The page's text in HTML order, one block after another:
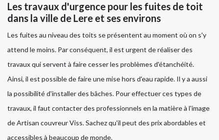
Les travaux d'urgence pour les fuites de toit
dans la ville de Lere et ses environs
Les fuites au niveau des toits se présentent au moment où on s'y
attend le moins. Par conséquent, il est urgent de réaliser des
travaux qui servent à faire cesser les problèmes d'étanchéité.
Ainsi, il est possible de faire une mise hors d'eau rapide. Il y a aussi
la possibilité d'installer des bâches. Pour effectuer ces types de
travaux, il faut contacter des professionnels en la matière à l'image
de Artisan couvreur Viss. Sachez qu'il peut des prix abordables et
accessibles à beaucoup de monde.